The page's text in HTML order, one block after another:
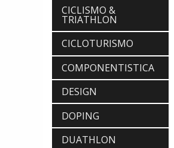
CICLISMO &
TRIATHLON
CICLOTURISMO
COMPONENTISTICA
DESIGN
DOPING
DUATHLON